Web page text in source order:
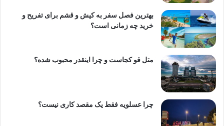
بهترین فصل سفر به کیش و قشم برای تفریح و
خرید چه زمانی است؟
متل قو کجاست و چرا اینقدر محبوب شده؟
چرا عسلویه فقط یک مقصد کاری نیست؟